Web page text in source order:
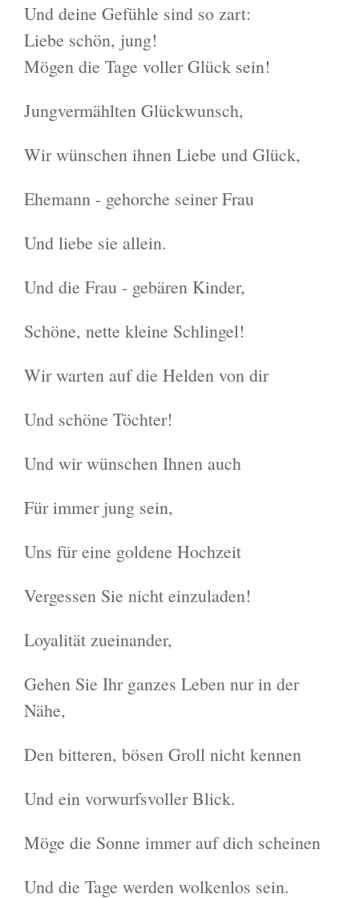
Und deine Gefühle sind so zart:
Liebe schön, jung!
Mögen die Tage voller Glück sein!
Jungvermählten Glückwunsch,
Wir wünschen ihnen Liebe und Glück,
Ehemann - gehorche seiner Frau
Und liebe sie allein.
Und die Frau - gebären Kinder,
Schöne, nette kleine Schlingel!
Wir warten auf die Helden von dir
Und schöne Töchter!
Und wir wünschen Ihnen auch
Für immer jung sein,
Uns für eine goldene Hochzeit
Vergessen Sie nicht einzuladen!
Loyalität zueinander,
Gehen Sie Ihr ganzes Leben nur in der
Nähe,
Den bitteren, bösen Groll nicht kennen
Und ein vorwurfsvoller Blick.
Möge die Sonne immer auf dich scheinen
Und die Tage werden wolkenlos sein.